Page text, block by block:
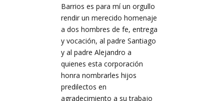
Barrios es para mí un orgullo
rendir un merecido homenaje
a dos hombres de fe, entrega
y vocación, al padre Santiago
y al padre Alejandro a
quienes esta corporación
honra nombrarles hijos
predilectos en
agradecimiento a su trabajo